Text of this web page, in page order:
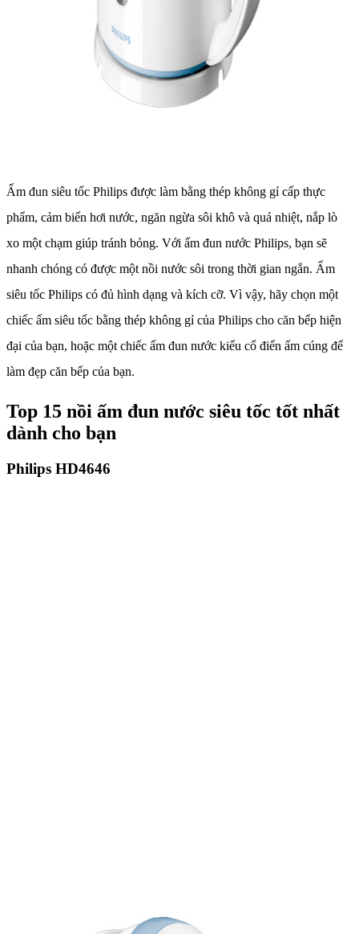
Ấm đun siêu tốc Philips được làm bằng thép không gỉ cấp thực
phẩm, cảm biến hơi nước, ngăn ngừa sôi khô và quá nhiệt, nắp lò
xo một chạm giúp tránh bỏng. Với ấm đun nước Philips, bạn sẽ
nhanh chóng có được một nồi nước sôi trong thời gian ngắn. Ấm
siêu tốc Philips có đủ hình dạng và kích cỡ. Vì vậy, hãy chọn một
chiếc ấm siêu tốc bằng thép không gỉ của Philips cho căn bếp hiện
đại của bạn, hoặc một chiếc ấm đun nước kiểu cổ điển ấm cúng để
làm đẹp căn bếp của bạn.
Top 15 nồi ấm đun nước siêu tốc tốt nhất
dành cho bạn
Philips HD4646